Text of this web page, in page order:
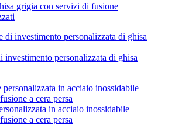
grigia con servizi di fusione
investimento personalizzata di ghisa
in acciaio inossidabile
a cera persa